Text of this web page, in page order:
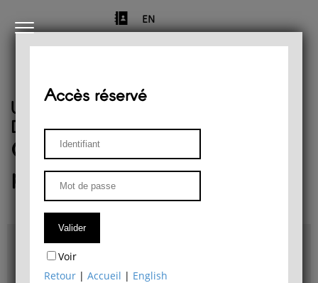
EN
Université de Liège
Département de philosophie
Centre de recherches
phénoménologiques
Accès & plans
Bibliothèque du Département de philosophie
Accès réservé
Voir
Retour |Accueil | English